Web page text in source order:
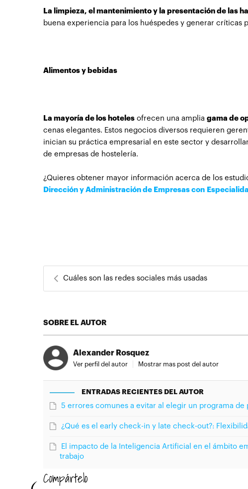
La limpieza, el mantenimiento y la presentación de las
buena experiencia para los huéspedes y generar críticas
Alimentos y bebidas
La mayoría de los hoteles ofrecen una amplia gama de
cenas elegantes. Estos negocios diversos requieren
inician su práctica empresarial en este sector y
de empresas de hostelería.
¿Quieres obtener mayor información acerca de los
Dirección y Administración de Empresas con
Cuáles son las redes sociales más usadas
SOBRE EL AUTOR
Alexander Rosquez
Ver perfil del autor Mostrar mas post del autor
ENTRADAS RECIENTES DEL AUTOR
5 errores comunes a evitar al elegir un programa de
¿Qué es el early check-in y late check-out?:
El impacto de la Inteligencia Artificial en el ámbito
trabajo
Compártelo